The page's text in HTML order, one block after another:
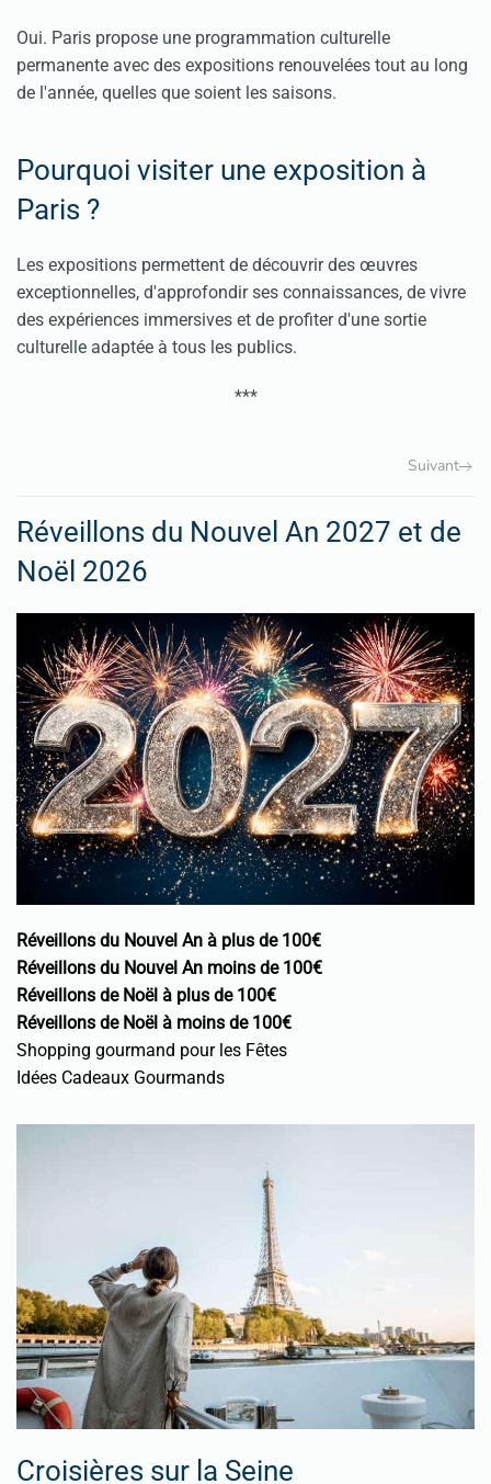
Oui. Paris propose une programmation culturelle
permanente avec des expositions renouvelées tout au long
de l'année, quelles que soient les saisons.
Pourquoi visiter une exposition à
Paris ?
Les expositions permettent de découvrir des œuvres
exceptionnelles, d'approfondir ses connaissances, de vivre
des expériences immersives et de profiter d'une sortie
culturelle adaptée à tous les publics.
***
Suivant
Réveillons du Nouvel An 2027 et de
Noël 2026
Réveillons du Nouvel An à plus de 100€
Réveillons du Nouvel An moins de 100€
Réveillons de Noël à plus de 100€
Réveillons de Noël à moins de 100€
Shopping gourmand pour les Fêtes
Idées Cadeaux Gourmands
Croisières sur la Seine